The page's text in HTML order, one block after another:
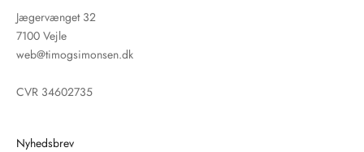
Jægervænget 32
7100 Vejle
web@timogsimonsen.dk
CVR 34602735
Nyhedsbrev